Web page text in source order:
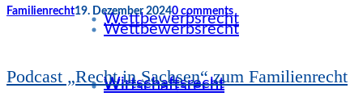
Wettbewerbsrecht
Wirtschaftsrecht
Wettbewerbsrecht
Wirtschaftsrecht
Familienrecht19. Dezember 20240 comments
Podcast „Recht in Sachsen“ zum Familienrecht